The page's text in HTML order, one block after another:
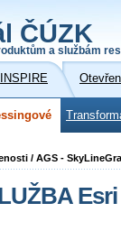
ČÚZK
a službám
INSPIRE
/ AGS -